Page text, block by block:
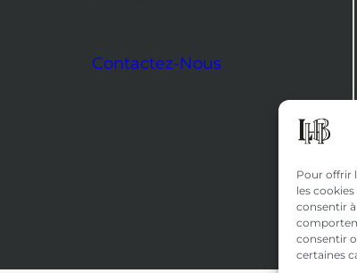
Pour offrir
les
consentir
consentir
certaines
Contactez-Nous